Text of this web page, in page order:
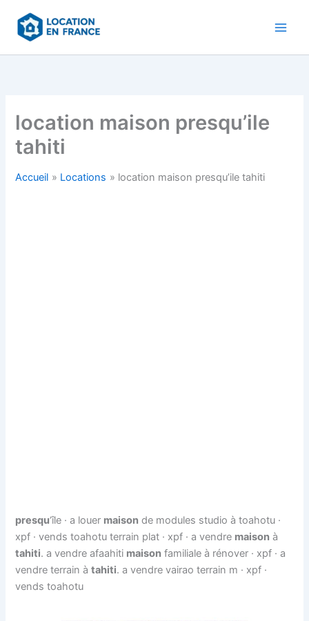
contenu
location maison presqu’ile
tahiti
Accueil Locations location maison presqu’ile tahiti
presqu‘île · a louer maison de modules studio à toahotu ·
xpf · vends toahotu terrain plat · xpf · a vendre maison à
tahiti. a vendre afaahiti maison familiale à rénover · xpf · a
vendre terrain àtahiti. a vendre vairao terrain m · xpf ·
vends toahotu